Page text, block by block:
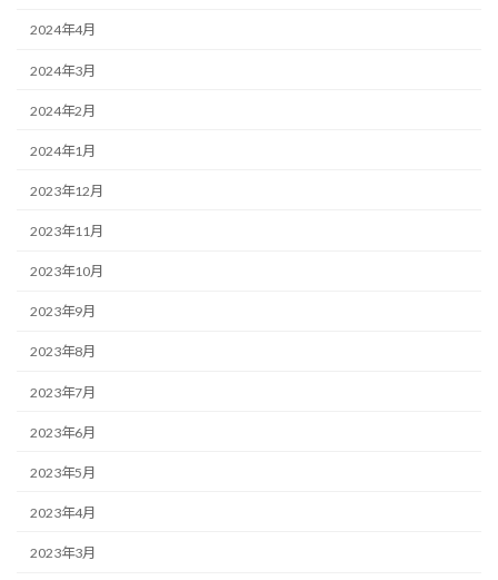
2024年4月
2024年3月
2024年2月
2024年1月
2023年12月
2023年11月
2023年10月
2023年9月
2023年8月
2023年7月
2023年6月
2023年5月
2023年4月
2023年3月